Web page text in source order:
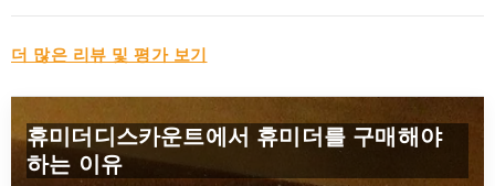
더 많은 리뷰 및 평가 보기
휴미더디스카운트에서 휴미더를 구매해야
하는 이유